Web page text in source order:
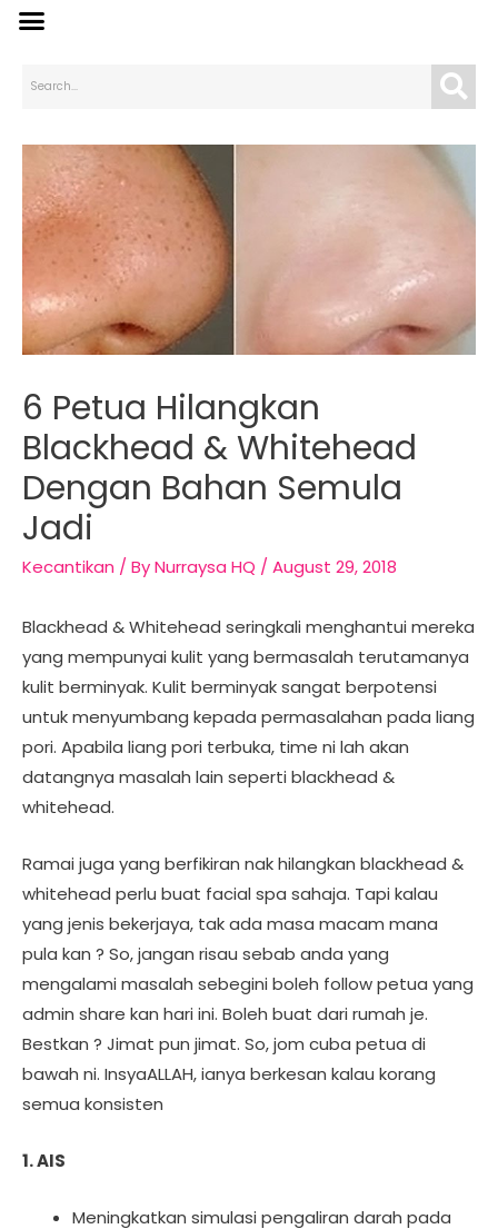
6 Petua Hilangkan
Blackhead & Whitehead
Dengan Bahan Semula
Jadi
Kecantikan / ByNurraysa HQ / August 29, 2018
Blackhead & Whitehead seringkali menghantui mereka
yang mempunyai kulit yang bermasalah terutamanya
kulit berminyak. Kulit berminyak sangat berpotensi
untuk menyumbang kepada permasalahan pada liang
pori. Apabila liang pori terbuka, time ni lah akan
datangnya masalah lain seperti blackhead &
whitehead.
Ramai juga yang berfikiran nak hilangkan blackhead &
whitehead perlu buat facial spa sahaja. Tapi kalau
yang jenis bekerjaya, tak ada masa macam mana
pula kan ? So, jangan risau sebab anda yang
mengalami masalah sebegini boleh follow petua yang
admin share kan hari ini. Boleh buat dari rumah je.
Bestkan ? Jimat pun jimat. So, jom cuba petua di
bawah ni. InsyaALLAH, ianya berkesan kalau korang
semua konsisten
1. AIS
Meningkatkan simulasi pengaliran darah pada